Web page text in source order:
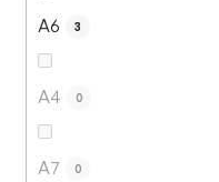
A6 3
A4 0
A7 0